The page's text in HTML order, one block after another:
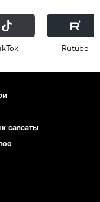
Rutube
саясаты